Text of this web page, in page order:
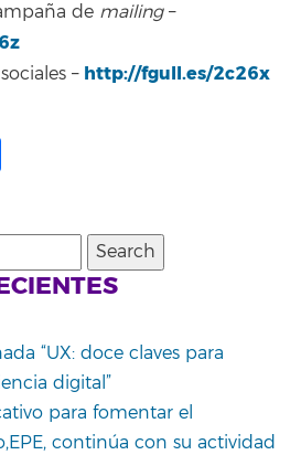
de mailing–
– http://fgull.es/2c26x
“UX: doce claves para
digital”
para fomentar el
continúa con su actividad